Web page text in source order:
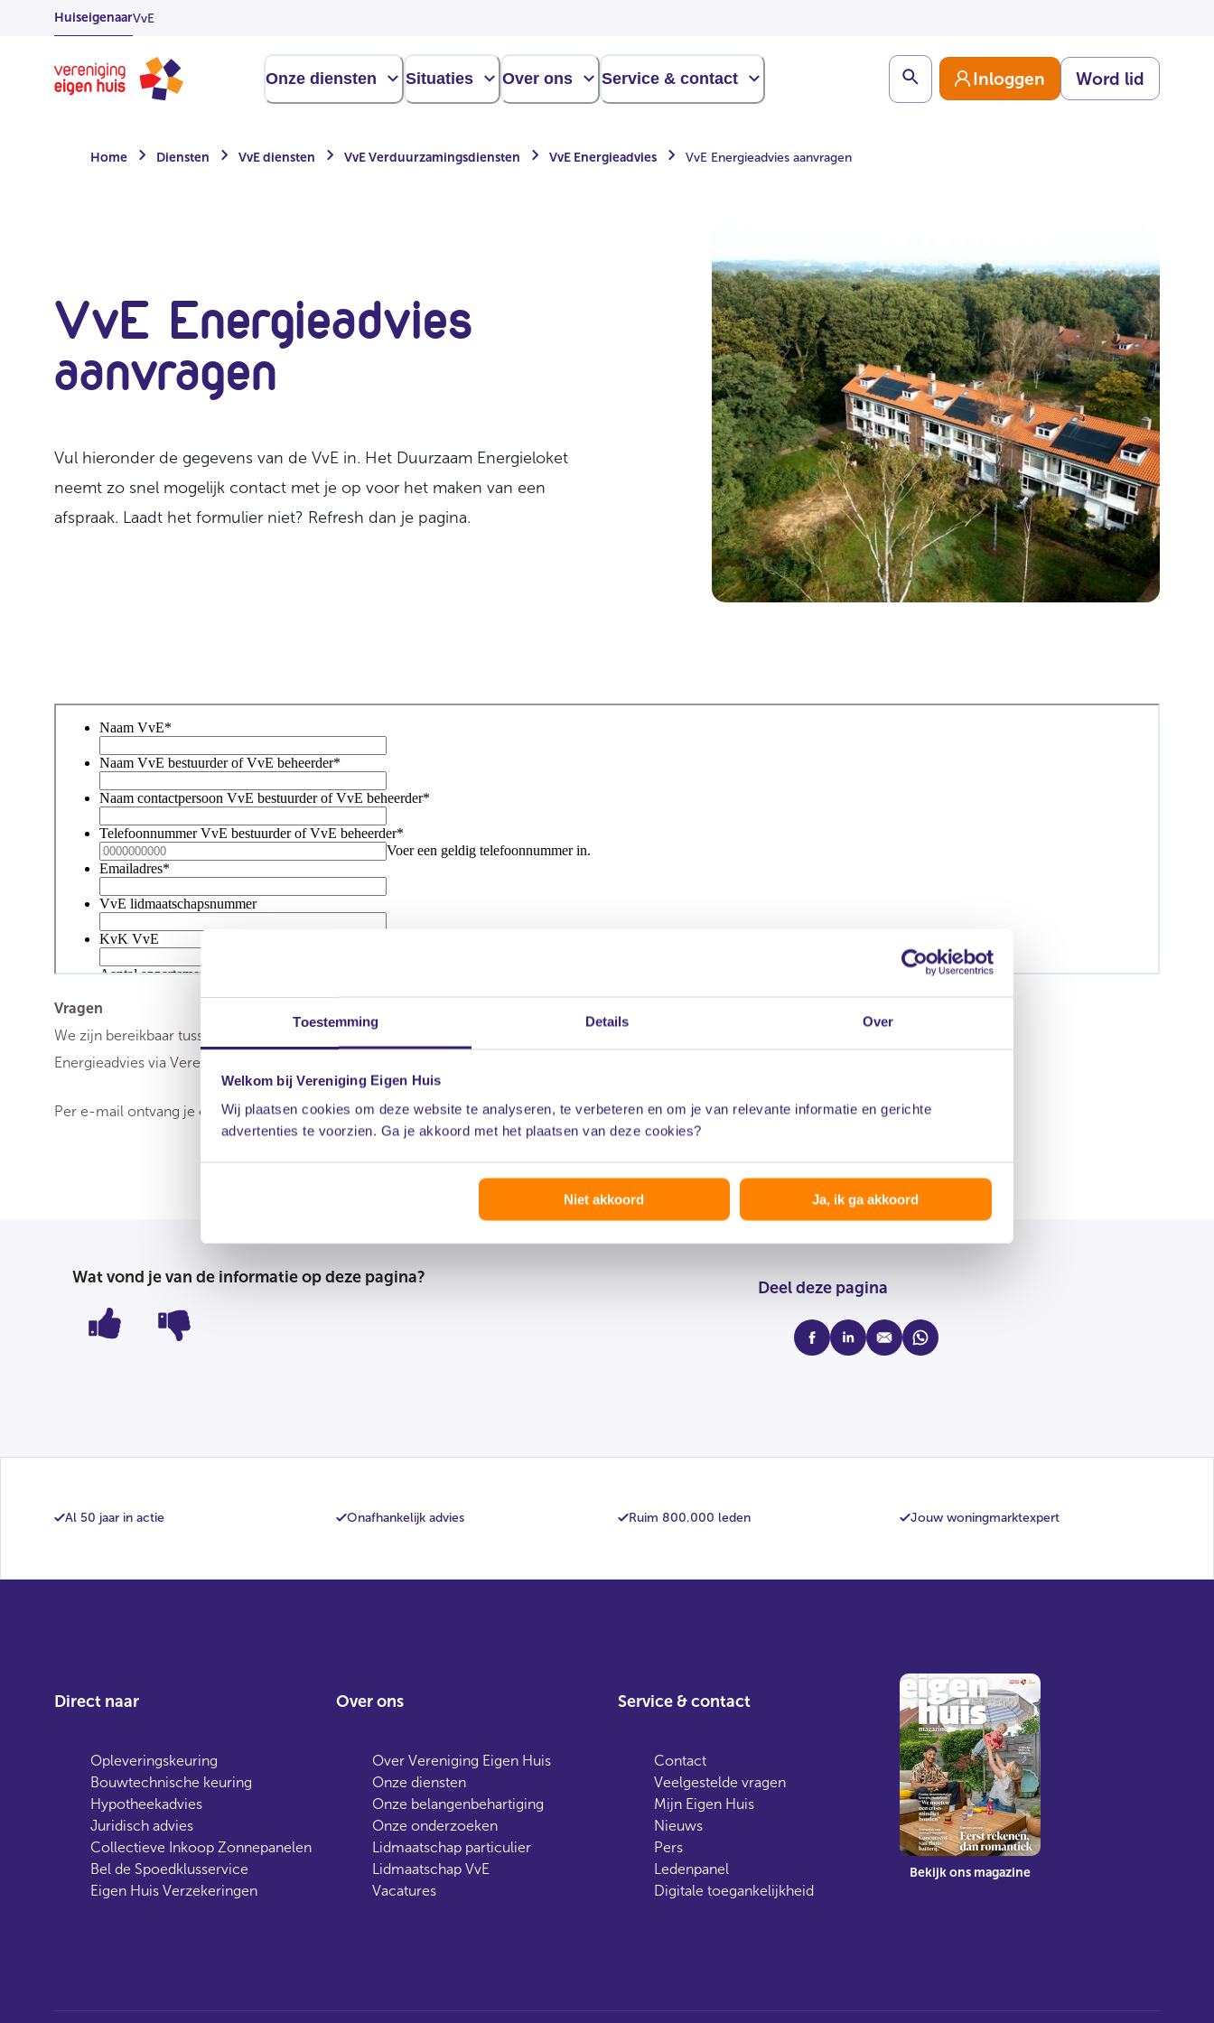
Toestemming Details Over
Welkom bij Vereniging Eigen Huis
Wij plaatsen cookies om deze website te analyseren, te verbeteren en om je van relevante informatie en gerichte
advertenties te voorzien. Ga je akkoord met het plaatsen van deze cookies?
Niet akkoord Ja, ik ga akkoord
OverslaanHuiseigenaarVvE
Homepage
Onze diensten Situaties Over ons Service & contact Search Inloggen Word lid
Home Diensten VvE diensten VvE Verduurzamingsdiensten VvE Energieadvies VvE Energieadvies aanvragen
VvE Energieadvies
aanvragen
Vul hieronder de gegevens van de VvE in. Het Duurzaam Energieloket
neemt zo snel mogelijk contact met je op voor het maken van een
afspraak. Laadt het formulier niet? Refresh dan je pagina.
Vragen
We zijn bereikbaar tussen 9.00 en 17.30 uur via
033 450 77 50
Energieadvies via Vereniging Eigen Huis kunt doen, moet je een lidmaatschap afsluiten.
Per e-mail ontvang je een aanvraagbevestiging.
Wat vond je van de informatie op deze pagina?
Deel deze pagina
facebooklinkedinmail whatsapp
Al 50 jaar in actie Onafhankelijk advies Ruim 800.000 leden Jouw woningmarktexpert
Direct naar
Opleveringskeuring
Bouwtechnische keuring
Hypotheekadvies
Juridisch advies
Collectieve Inkoop Zonnepanelen
Bel de Spoedklusservice
Eigen Huis Verzekeringen
Over ons
Over Vereniging Eigen Huis
Onze diensten
Onze belangenbehartiging
Onze onderzoeken
Lidmaatschap particulier
Lidmaatschap VvE
Vacatures
Service & contact
Contact
Veelgestelde vragen
Mijn Eigen Huis
Nieuws
Pers
Ledenpanel
Digitale toegankelijkheid
Bekijk ons magazine